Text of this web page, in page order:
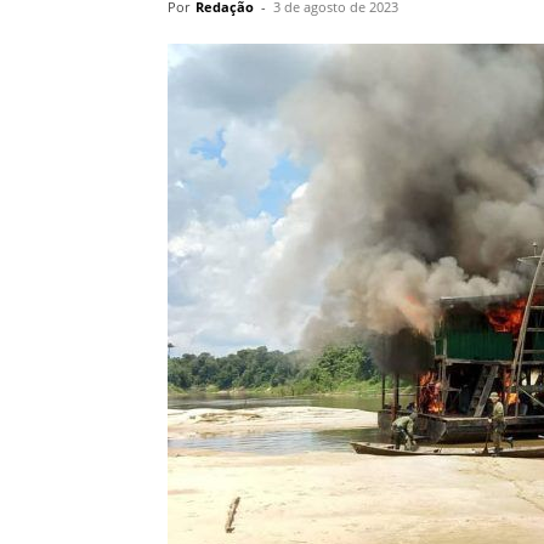
Por Redação - 3 de agosto de 2023